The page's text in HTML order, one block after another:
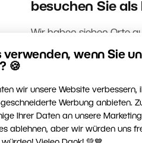
verwenden, wenn Sie
🍪
wir unsere Website verbessern,
Werbung anbieten.
Ihrer Daten an unsere
ablehnen, aber wir würden uns
besuchen Sie als
Wir haben sieben Orte
Fotograf verpassen
Montenegros bis zur
zeigen Ihnen, wohin Sie
nach Architektur,
authentischem